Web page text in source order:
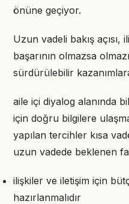
önüne geçiyor.
Uzun vadeli bakış açısı,
başarının olmazsa
sürdürülebilir
aile içi diyalog alanında
için doğru bilgilere
yapılan tercihler kısa
uzun vadede beklenen
ilişkiler ve iletişim için
hazırlanmalıdır